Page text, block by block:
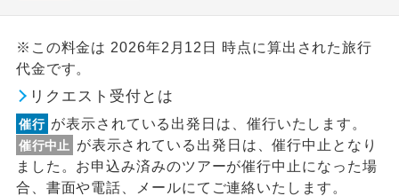
※この料金は 2026年2月12日 時点に算出された旅行
代金です。
リクエスト受付とは
催行 が表示されている出発日は、催行いたします。
催行中止
が表示されている出発日は、催行中止となり
ました。お申込み済みのツアーが催行中止になった場
合、書面や電話、メールにてご連絡いたします。